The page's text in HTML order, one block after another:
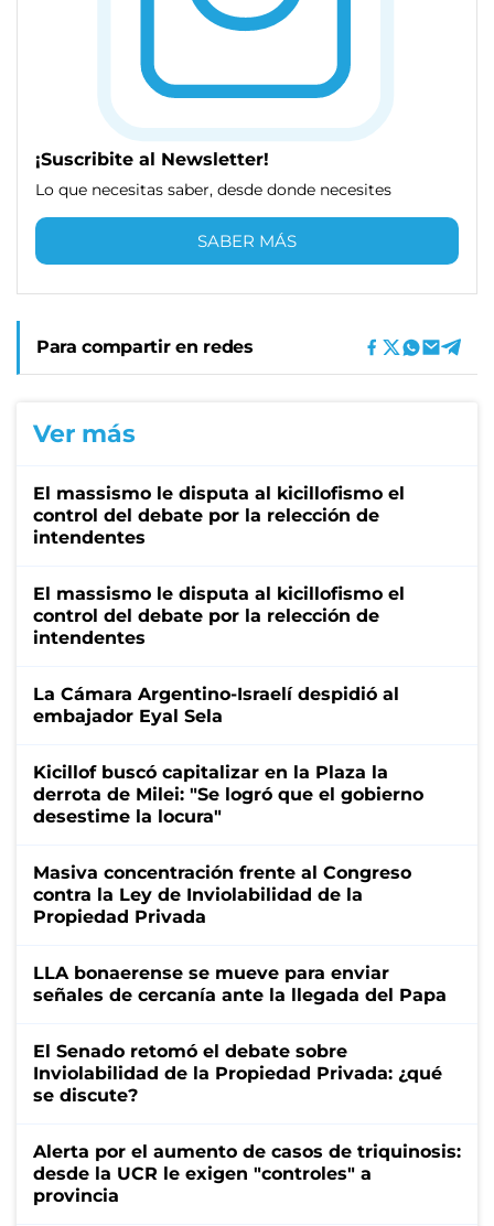
¡Suscribite al Newsletter!
Lo que necesitas saber, desde donde necesites
SABER MÁS
Para compartir en redes
Ver más
El massismo le disputa al kicillofismo el
control del debate por la relección de
intendentes
El massismo le disputa al kicillofismo el
control del debate por la relección de
intendentes
La Cámara Argentino-Israelí despidió al
embajador Eyal Sela
Kicillof buscó capitalizar en la Plaza la
derrota de Milei: "Se logró que el gobierno
desestime la locura"
Masiva concentración frente al Congreso
contra la Ley de Inviolabilidad de la
Propiedad Privada
LLA bonaerense se mueve para enviar
señales de cercanía ante la llegada del Papa
El Senado retomó el debate sobre
Inviolabilidad de la Propiedad Privada: ¿qué
se discute?
Alerta por el aumento de casos de triquinosis:
desde la UCR le exigen "controles" a
provincia